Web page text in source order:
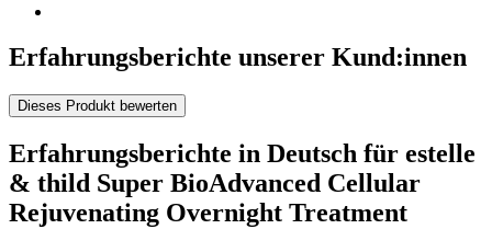
Erfahrungsberichte unserer Kund:innen
Dieses Produkt bewerten
Erfahrungsberichte in Deutsch für estelle
& thild Super BioAdvanced Cellular
Rejuvenating Overnight Treatment